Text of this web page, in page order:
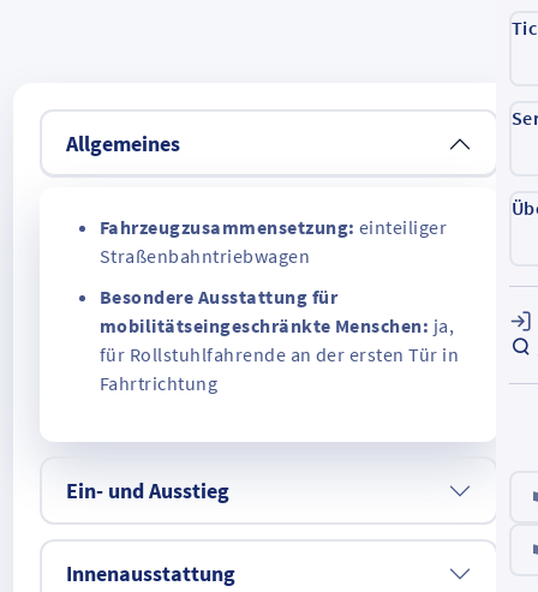
Allgemeines
Fahrzeugzusammensetzung: einteiliger
Straßenbahntriebwagen
Besondere Ausstattung für
mobilitätseingeschränkte Menschen: ja,
für Rollstuhlfahrende an der ersten Tür in
Fahrtrichtung
Ein- und Ausstieg
Innenausstattung